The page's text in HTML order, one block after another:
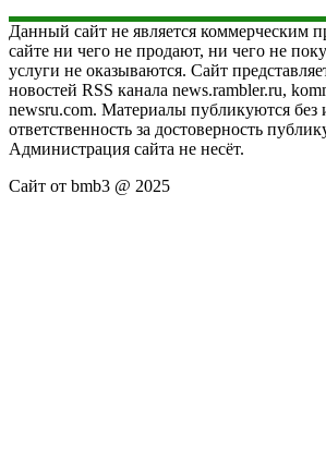
Данный сайт не является коммерческим
сайте ни чего не продают, ни чего не
услуги не оказываются. Сайт
новостей RSS канала news.rambler.ru,
newsru.com. Материалы публикуются без
ответственность за достоверность
Администрация сайта не несёт.
Сайт от bmb3 @ 2025